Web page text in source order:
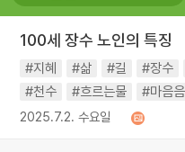
#희망
#나눔 #친구 #링컨
#독서
#건강 #면역력
100세 장수 노인의 특징
#지혜 #삶 #길 #장수
#천수
#흐르는물 #마음음
2025.7.2. 수요일